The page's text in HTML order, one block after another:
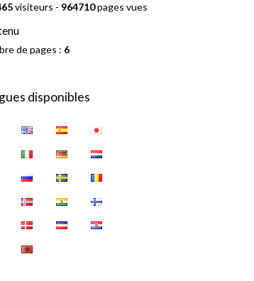
visiteurs - 964710pages vues
de pages : 6
disponibles